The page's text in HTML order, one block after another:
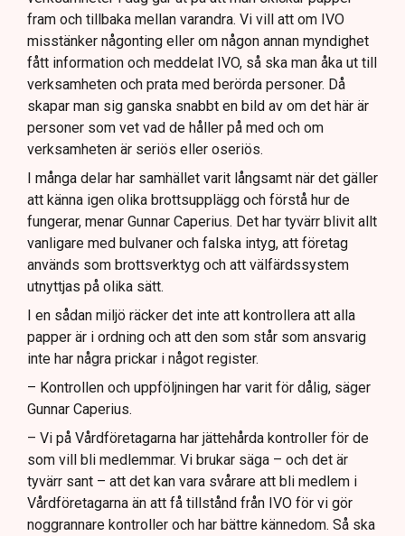
fram och tillbaka mellan varandra. Vi vill att om IVO
misstänker någonting eller om någon annan myndighet
fått information och meddelat IVO, så ska man åka ut till
verksamheten och prata med berörda personer. Då
skapar man sig ganska snabbt en bild av om det här är
personer som vet vad de håller på med och om
verksamheten är seriös eller oseriös.
I många delar har samhället varit långsamt när det gäller
att känna igen olika brottsupplägg och förstå hur de
fungerar, menar Gunnar Caperius. Det har tyvärr blivit allt
vanligare med bulvaner och falska intyg, att företag
används som brottsverktyg och att välfärdssystem
utnyttjas på olika sätt.
I en sådan miljö räcker det inte att kontrollera att alla
papper är i ordning och att den som står som ansvarig
inte har några prickar i något register.
– Kontrollen och uppföljningen har varit för dålig, säger
Gunnar Caperius.
– Vi på Vårdföretagarna har jättehårda kontroller för de
som vill bli medlemmar. Vi brukar säga – och det är
tyvärr sant – att det kan vara svårare att bli medlem i
Vårdföretagarna än att få tillstånd från IVO för vi gör
noggrannare kontroller och har bättre kännedom. Så ska